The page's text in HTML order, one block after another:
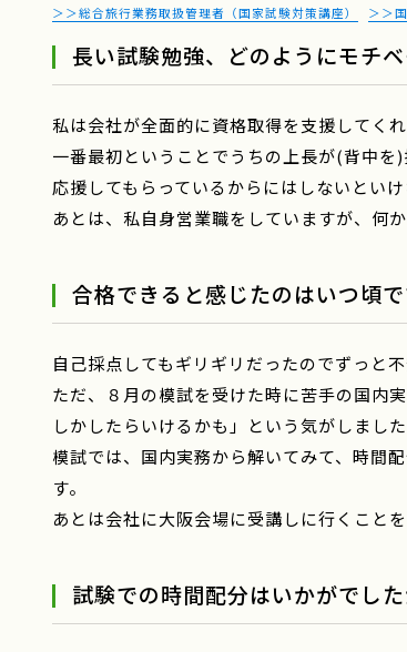
＞＞総合旅行業務取扱管理者（国家試験対策講座） ＞＞
長い試験勉強、どのようにモチ
私は会社が全面的に資格取得を支援してくれ
一番最初ということでうちの上長が(背中を
応援してもらっているからにはしないとい
あとは、私自身営業職をしていますが、何
合格できると感じたのはいつ頃で
自己採点してもギリギリだったのでずっと不
ただ、８月の模試を受けた時に苦手の国内
しかしたらいけるかも」という気がしました
模試では、国内実務から解いてみて、時間
す。
あとは会社に大阪会場に受講しに行くこと
試験での時間配分はいかがでした